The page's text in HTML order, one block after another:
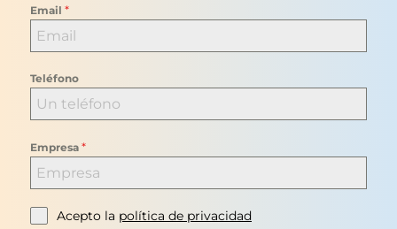
Email *
Teléfono
Empresa *
Acepto la política de privacidad